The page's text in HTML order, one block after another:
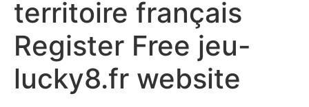
territoire français
Register Free jeu-
lucky8.fr website